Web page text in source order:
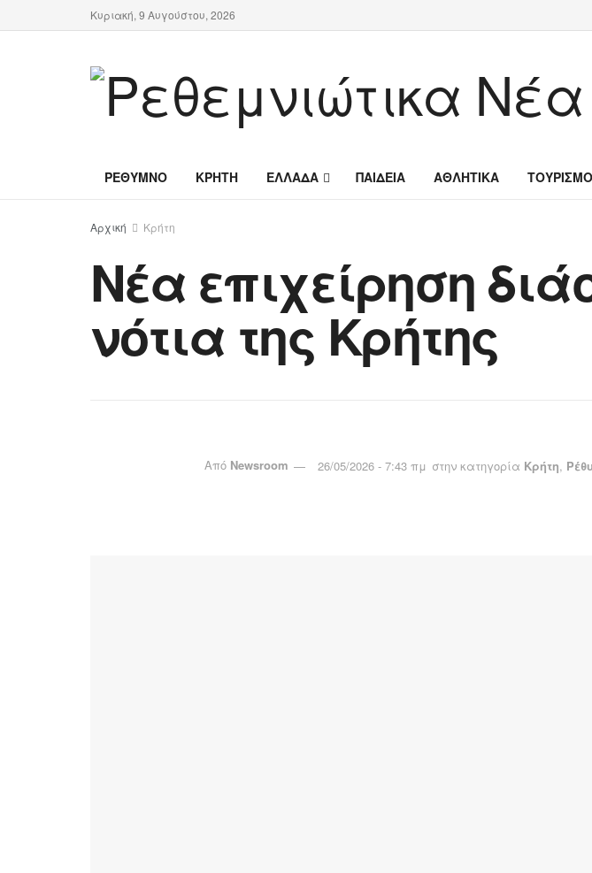
Κυριακή, 9 Αυγούστου, 2026
ΡΕΘΥΜΝΟ ΚΡΗΤΗ ΕΛΛΑΔΑ ΠΑΙΔΕΙΑ ΑΘΛΗΤΙΚΑ
Αρχική Κρήτη
Νέα επιχείρηση
νότια της Κρήτης
Από Newsroom 26/05/2026 - 7:43 πμ στην κατηγορία Κρήτη,